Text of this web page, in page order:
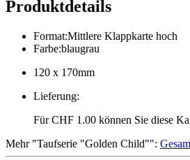
Produktdetails
Format:Mittlere Klappkarte hoch
Farbe:blaugrau
120 x 170mm
Lieferung:
Für CHF 1.00 können Sie diese
Mehr"Taufserie "Golden Child"":